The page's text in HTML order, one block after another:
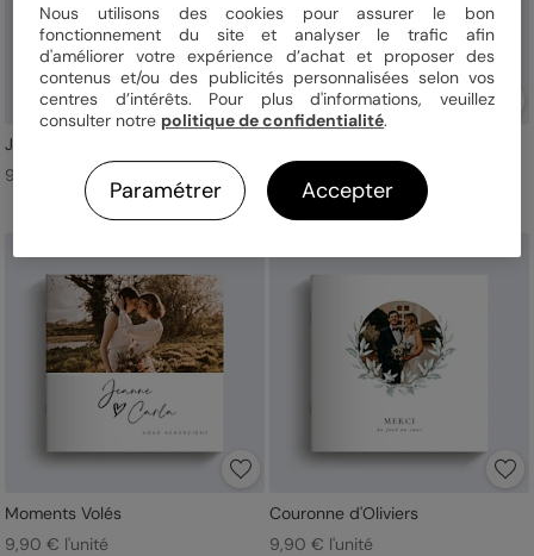
Jardin Sauvage
9,90 € l'unité
9,90 € l'unité
Moments Volés
9,90 € l'unité
Couronne d'Oliviers
9,90 € l'unité
Nous utilisons des cookies pour assurer le bon
fonctionnement du site et analyser le trafic afin
d'améliorer votre expérience d’achat et proposer des
contenus et/ou des publicités personnalisées selon vos
centres d’intérêts. Pour plus d'informations, veuillez
consulter notre politique de confidentialité.
Paramétrer Accepter